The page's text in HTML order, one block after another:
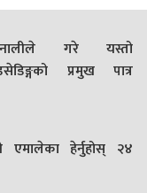
गरे यस्तो
प्रमुख पात्र
एमालेका हेर्नुहोस् २४